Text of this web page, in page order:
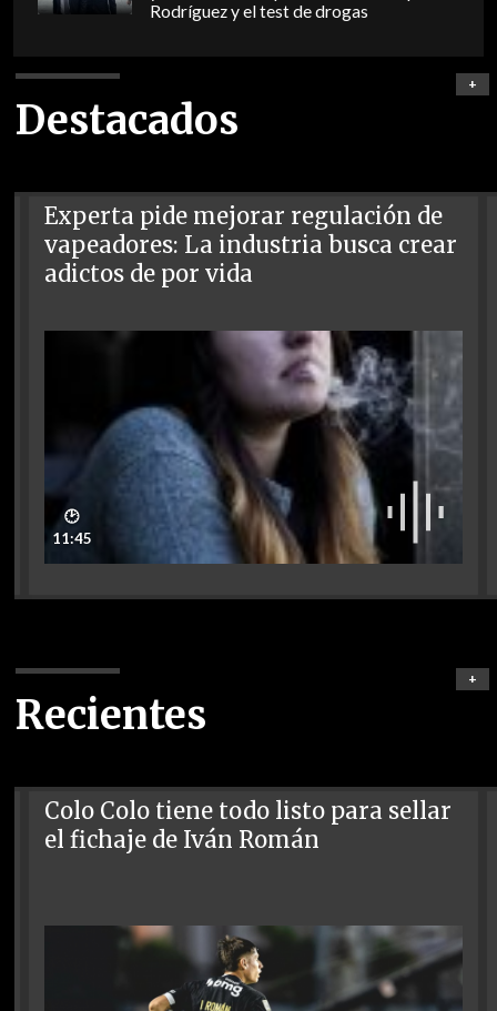
Rodríguez y el test de drogas
Destacados
+
Experta pide mejorar regulación de
vapeadores: La industria busca crear
adictos de por vida
🕑
11:45
Recientes
+
Colo Colo tiene todo listo para sellar
el fichaje de Iván Román